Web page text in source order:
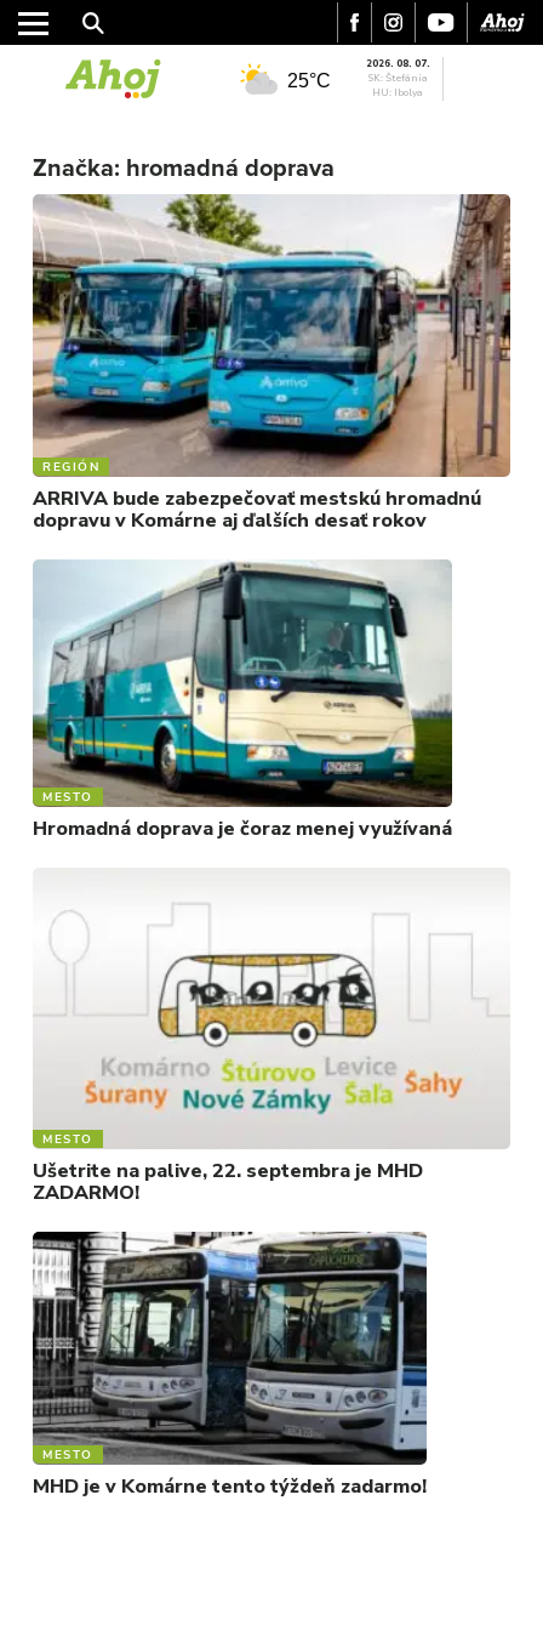
MESTO
REGIÓN
ŠPORT
KULTÚRA
FOTKY
VIDEO
MIX
25°C
2026. 08. 07.
SK: Štefánia
HU: Ibolya
Značka: hromadná doprava
REGIÓN
ARRIVA bude zabezpečovať mestskú hromadnú
dopravu v Komárne aj ďalších desať rokov
MESTO
Hromadná doprava je čoraz menej využívaná
MESTO
Ušetrite na palive, 22. septembra je MHD
ZADARMO!
MESTO
MHD je v Komárne tento týždeň zadarmo!